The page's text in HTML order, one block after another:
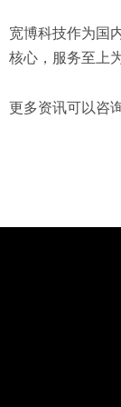
宽博科技作为国
核心，服务至上
更多资讯可以咨